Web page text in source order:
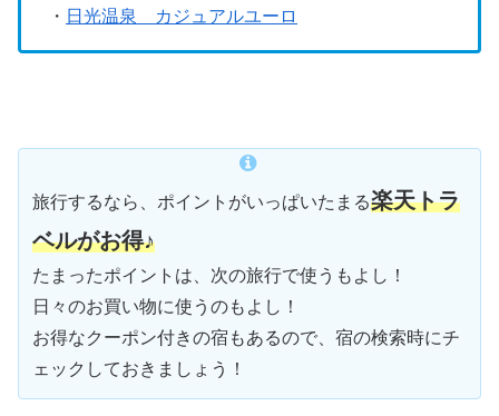
・ 日光温泉 カジュアルユーロ
旅行するなら、ポイントがいっぱいたまる楽天トラ
ベルがお得♪
たまったポイントは、次の旅行で使うもよし！
日々のお買い物に使うのもよし！
お得なクーポン付きの宿もあるので、宿の検索時にチ
ェックしておきましょう！